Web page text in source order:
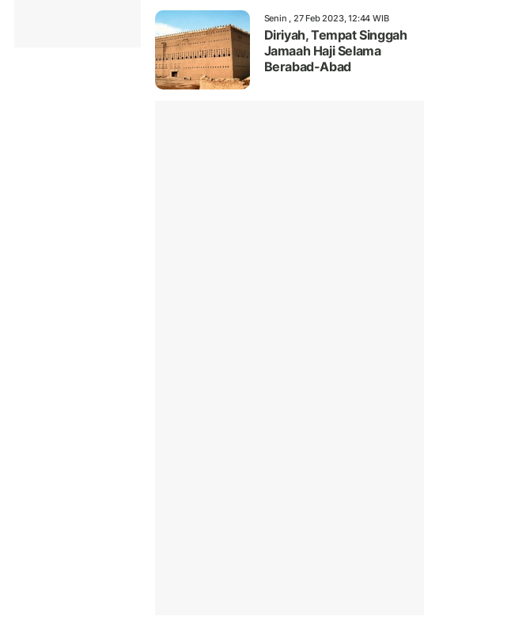
Senin , 27 Feb 2023, 12:44 WIB
Diriyah, Tempat Singgah
Jamaah Haji Selama
Berabad-Abad